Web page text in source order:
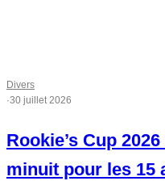
Divers
·30 juillet 2026
Rookie’s Cup
minuit pour les 15